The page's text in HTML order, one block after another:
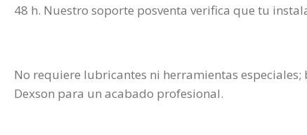
48 h. Nuestro soporte posventa verifica que tu
No requiere lubricantes ni herramientas
Dexson para un acabado profesional.